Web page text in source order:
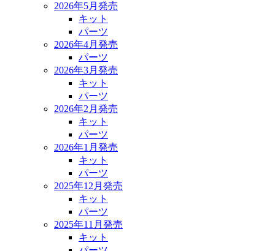
2026年5月発売
キット
パーツ
2026年4月発売
パーツ
2026年3月発売
キット
パーツ
2026年2月発売
キット
パーツ
2026年1月発売
キット
パーツ
2025年12月発売
キット
パーツ
2025年11月発売
キット